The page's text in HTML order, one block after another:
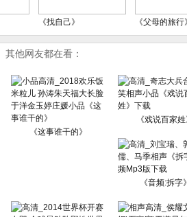
《找自己》 《父母的旅行
其他网友都在看：
《这事谁干的》
《戏说百家姓
《音频:拆字》